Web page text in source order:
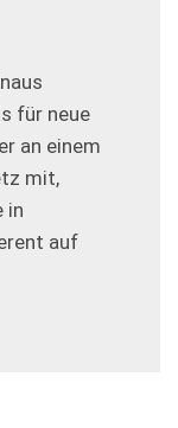
für neue
an einem
mit,
in
auf